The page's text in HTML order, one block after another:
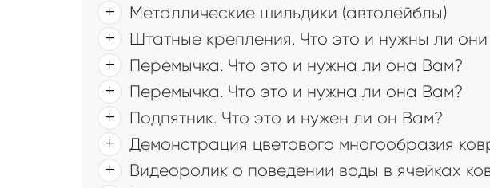
Металлические шильдики (автолейблы)
Штатные крепления. Что это и нужны ли
Перемычка. Что это и нужна ли она Вам?
Перемычка. Что это и нужна ли она Вам?
Подпятник. Что это и нужен ли он Вам?
Демонстрация цветового многообразия
Видеоролик о поведении воды в ячейках